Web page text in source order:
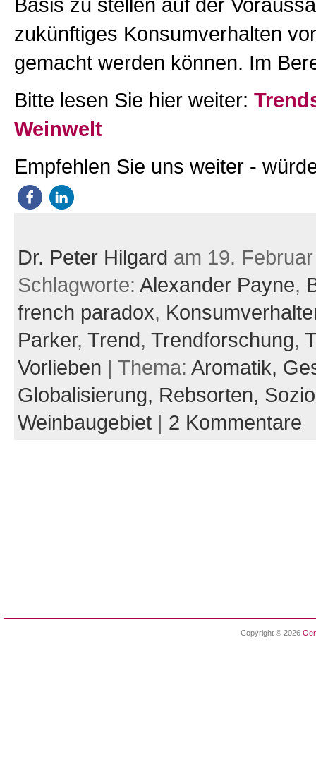
Basis zu stellen auf der
zukünftiges Konsumverhalten
gemacht werden können. Im
Bitte lesen Sie hier weiter:
Weinwelt
Empfehlen Sie uns weiter -
Dr. Peter Hilgard am 19.
Schlagworte: Alexander Payne,
french paradox,
Parker, Trend, Trendforschung,
Vorlieben | Thema: Aromatik,
Globalisierung, Rebsorten,
Weinbaugebiet| 2 Kommentare
Copyright © 2026